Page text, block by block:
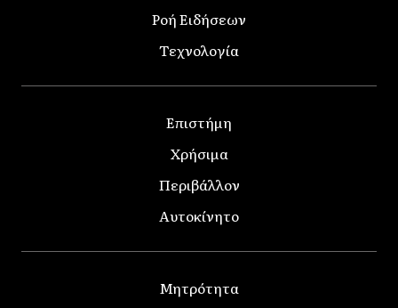
Ροή Ειδήσεων
Τεχνολογία
Επιστήμη
Χρήσιμα
Περιβάλλον
Αυτοκίνητο
Μητρότητα